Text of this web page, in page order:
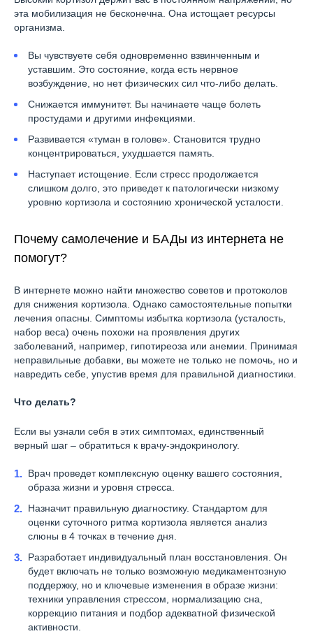
эта мобилизация не бесконечна. Она истощает ресурсы
организма.
Вы чувствуете себя одновременно взвинченным и
уставшим. Это состояние, когда есть нервное
возбуждение, но нет физических сил что-либо делать.
Снижается иммунитет. Вы начинаете чаще болеть
простудами и другими инфекциями.
Развивается «туман в голове». Становится трудно
концентрироваться, ухудшается память.
Наступает истощение. Если стресс продолжается
слишком долго, это приведет к патологически низкому
уровню кортизола и состоянию хронической усталости.
Почему самолечение и БАДы из интернета не
помогут?
В интернете можно найти множество советов и протоколов
для снижения кортизола. Однако самостоятельные попытки
лечения опасны. Симптомы избытка кортизола (усталость,
набор веса) очень похожи на проявления других
заболеваний, например, гипотиреоза или анемии. Принимая
неправильные добавки, вы можете не только не помочь, но и
навредить себе, упустив время для правильной диагностики.
Что делать?
Если вы узнали себя в этих симптомах, единственный
верный шаг – обратиться к врачу-эндокринологу.
Врач проведет комплексную оценку вашего состояния,
образа жизни и уровня стресса.
Назначит правильную диагностику. Стандартом для
оценки суточного ритма кортизола является анализ
слюны в 4 точках в течение дня.
Разработает индивидуальный план восстановления. Он
будет включать не только возможную медикаментозную
поддержку, но и ключевые изменения в образе жизни:
техники управления стрессом, нормализацию сна,
коррекцию питания и подбор адекватной физической
активности.